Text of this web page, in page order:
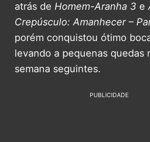
atrás de Homem-Aranha 3 e
Crepúsculo: Amanhecer –
porém conquistou ótimo
levando a pequenas quedas
semana seguintes.
PUBLICIDADE